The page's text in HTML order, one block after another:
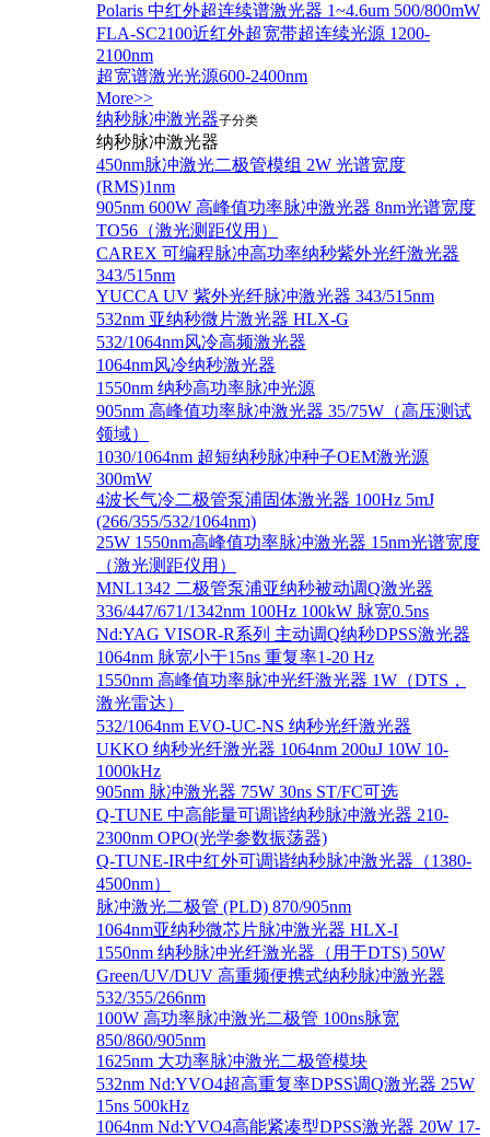
Polaris 中红外超连续谱激光器 1~4.6um 500/800mW
FLA-SC2100近红外超宽带超连续光源 1200-
2100nm
超宽谱激光光源600-2400nm
More>>
纳秒脉冲激光器子分类
纳秒脉冲激光器
450nm脉冲激光二极管模组 2W 光谱宽度
(RMS)1nm
905nm 600W 高峰值功率脉冲激光器 8nm光谱宽度
TO56（激光测距仪用）
CAREX 可编程脉冲高功率纳秒紫外光纤激光器
343/515nm
YUCCA UV 紫外光纤脉冲激光器 343/515nm
532nm 亚纳秒微片激光器 HLX-G
532/1064nm风冷高频激光器
1064nm风冷纳秒激光器
1550nm 纳秒高功率脉冲光源
905nm 高峰值功率脉冲激光器 35/75W（高压测试
领域）
1030/1064nm 超短纳秒脉冲种子OEM激光源
300mW
4波长气冷二极管泵浦固体激光器 100Hz 5mJ
(266/355/532/1064nm)
25W 1550nm高峰值功率脉冲激光器 15nm光谱宽度
（激光测距仪用）
MNL1342 二极管泵浦亚纳秒被动调Q激光器
336/447/671/1342nm 100Hz 100kW 脉宽0.5ns
Nd:YAG VISOR-R系列 主动调Q纳秒DPSS激光器
1064nm 脉宽小于15ns 重复率1-20 Hz
1550nm 高峰值功率脉冲光纤激光器 1W（DTS，
激光雷达）
532/1064nm EVO-UC-NS 纳秒光纤激光器
UKKO 纳秒光纤激光器 1064nm 200uJ 10W 10-
1000kHz
905nm 脉冲激光器 75W 30ns ST/FC可选
Q-TUNE 中高能量可调谐纳秒脉冲激光器 210-
2300nm OPO(光学参数振荡器)
Q-TUNE-IR中红外可调谐纳秒脉冲激光器（1380-
4500nm）
脉冲激光二极管 (PLD) 870/905nm
1064nm亚纳秒微芯片脉冲激光器 HLX-I
1550nm 纳秒脉冲光纤激光器（用于DTS) 50W
Green/UV/DUV 高重频便携式纳秒脉冲激光器
532/355/266nm
100W 高功率脉冲激光二极管 100ns脉宽
850/860/905nm
1625nm 大功率脉冲激光二极管模块
532nm Nd:YVO4超高重复率DPSS调Q激光器 25W
15ns 500kHz
1064nm Nd:YVO4高能紧凑型DPSS激光器 20W 17-